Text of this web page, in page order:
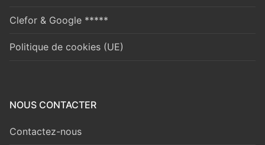
Clefor & Google *****
Politique de cookies (UE)
NOUS CONTACTER
Contactez-nous